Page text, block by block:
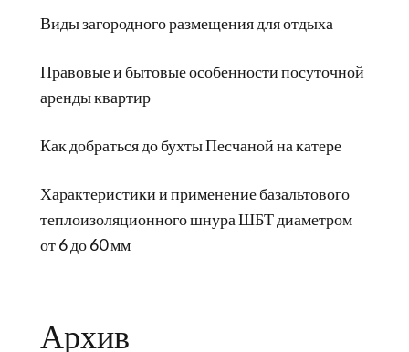
Виды загородного размещения для отдыха
Правовые и бытовые особенности посуточной
аренды квартир
Как добраться до бухты Песчаной на катере
Характеристики и применение базальтового
теплоизоляционного шнура ШБТ диаметром
от 6 до 60 мм
Архив